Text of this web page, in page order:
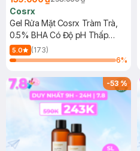
Cosrx
Gel Rửa Mặt Cosrx Tràm Trà,
0.5% BHA Có Độ pH Thấp
150ml
5.0
(173)
6%
-53%